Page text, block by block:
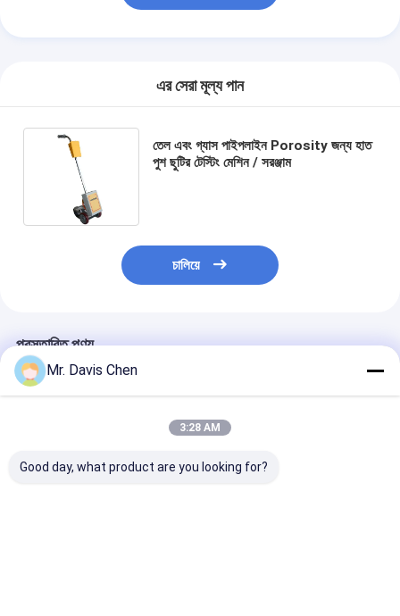
এর সেরা মূল্য পান
তেল এবং গ্যাস পাইপলাইন Porosity জন্য হাত
পুশ ছুটির টেস্টিং মেশিন / সরঞ্জাম
চালিয়ে
প্রস্তাবিত পণ্য
Mr. Davis Chen
3:28 AM
Good day, what product are you looking for?